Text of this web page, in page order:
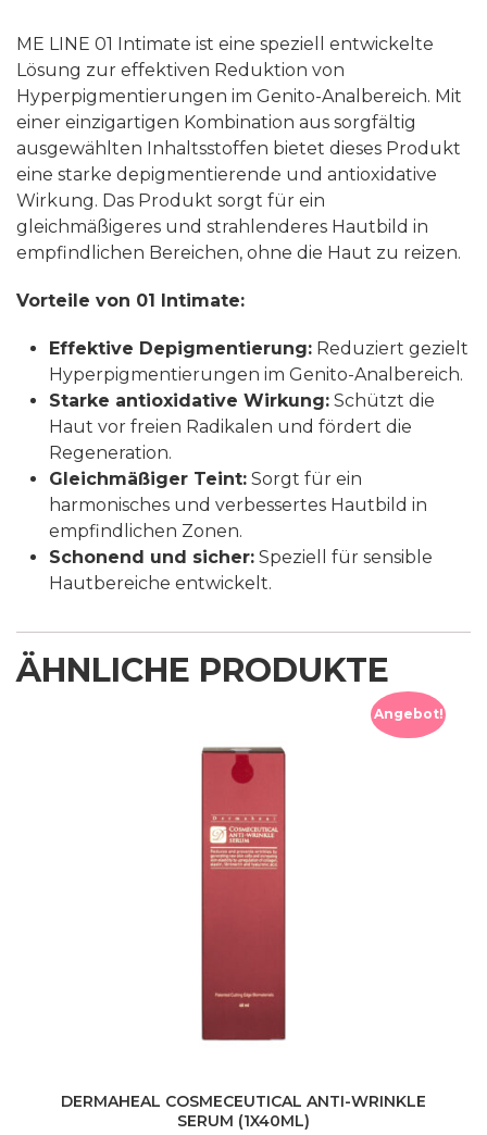
ME LINE 01 Intimate ist eine speziell entwickelte
Lösung zur effektiven Reduktion von
Hyperpigmentierungen im Genito-Analbereich. Mit
einer einzigartigen Kombination aus sorgfältig
ausgewählten Inhaltsstoffen bietet dieses Produkt
eine starke depigmentierende und antioxidative
Wirkung. Das Produkt sorgt für ein
gleichmäßigeres und strahlenderes Hautbild in
empfindlichen Bereichen, ohne die Haut zu reizen.
Vorteile von 01 Intimate:
Effektive Depigmentierung: Reduziert gezielt
Hyperpigmentierungen im Genito-Analbereich.
Starke antioxidative Wirkung: Schützt die
Haut vor freien Radikalen und fördert die
Regeneration.
Gleichmäßiger Teint: Sorgt für ein
harmonisches und verbessertes Hautbild in
empfindlichen Zonen.
Schonend und sicher: Speziell für sensible
Hautbereiche entwickelt.
ÄHNLICHE PRODUKTE
Angebot!
DERMAHEAL COSMECEUTICAL ANTI-WRINKLE
SERUM (1X40ML)